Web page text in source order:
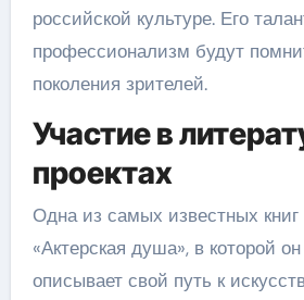
российской культуре. Его
профессионализм будут
поколения зрителей.
Участие в
проектах
Одна из самых известных
«Актерская душа», в которой
описывает свой путь к